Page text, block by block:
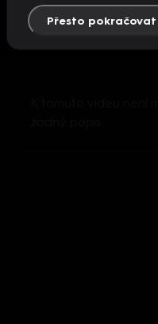
Přesto pokračovat